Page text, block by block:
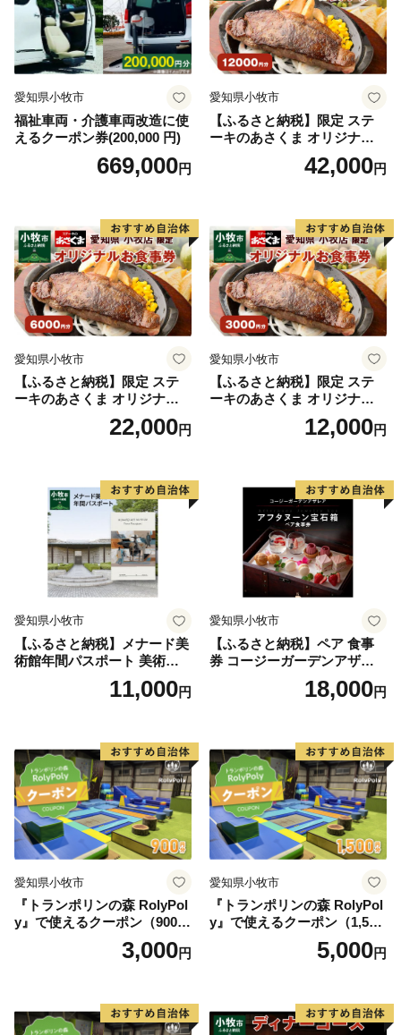
愛知県小牧市
福祉車両・介護車両改造に使
えるクーポン券(200,000 円)
669,000円
愛知県小牧市
【ふるさと納税】限定 ステ
ーキのあさくま オリジナル
お食事券 12000円 お好きなメ
ニュー 好きなだけ コーンス
県 小牧店 小牧市 チケット 送
料無料
42,000円
愛知県小牧市
【ふるさと納税】限定 ステ
ーキのあさくま オリジナル
お食事券 6000円 お好きなメ
ニュー 好きなだけ コーンス
県 小牧店 小牧市 チケット 送
料無料
22,000円
愛知県小牧市
【ふるさと納税】限定 ステ
ーキのあさくま オリジナル
お食事券 3000円 お好きなメ
ニュー 好きなだけ コーンス
県 小牧店 小牧市 チケット 送
12,000円
愛知県小牧市
【ふるさと納税】メナード美
術館年間パスポート 美術館
11,000円
愛知県小牧市
【ふるさと納税】ペア 食事
券 コージーガーデンアザレ
ア アフタヌーン宝石箱 ホテ
ル特製 デザート 6種類 サン
ティー チケット 券 2名様分
お祝 誕生日 記念日 名鉄小牧
ホテル 愛知県 小牧市 送料無
料
18,000円
愛知県小牧市
『トランポリンの森 RolyPol
y』で使えるクーポン（900
3,000円
愛知県小牧市
『トランポリンの森 RolyPol
y』で使えるクーポン（1,500
5,000円